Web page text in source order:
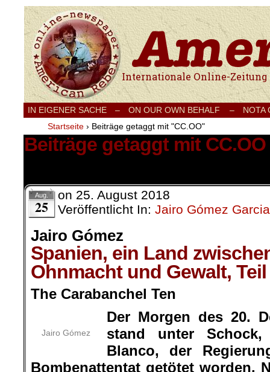
Internationale Onlinezeitung für Frieden,
IN EIGENER SACHE – ON OUR OWN BEHALF –
NOTA
Startseite › Beiträge getaggt mit "CC.OO"
Beiträge getaggt mit CC.OO
Aug.
25
on 25. August 2018
Veröffentlicht In: Jairo Gómez Garcia
Jairo Gómez
Spanien, ein Land
Ohnmacht und Gewalt, Teil
The Carabanchel Ten
Jairo Gómez
Der Morgen des 20.
stand unter
Blanco, der
Bombenattentat getötet worden.